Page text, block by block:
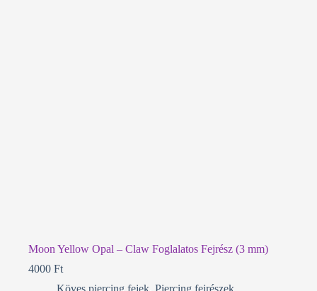
Moon Yellow Opal – Claw Foglalatos Fejrész (3 mm)
4000 Ft